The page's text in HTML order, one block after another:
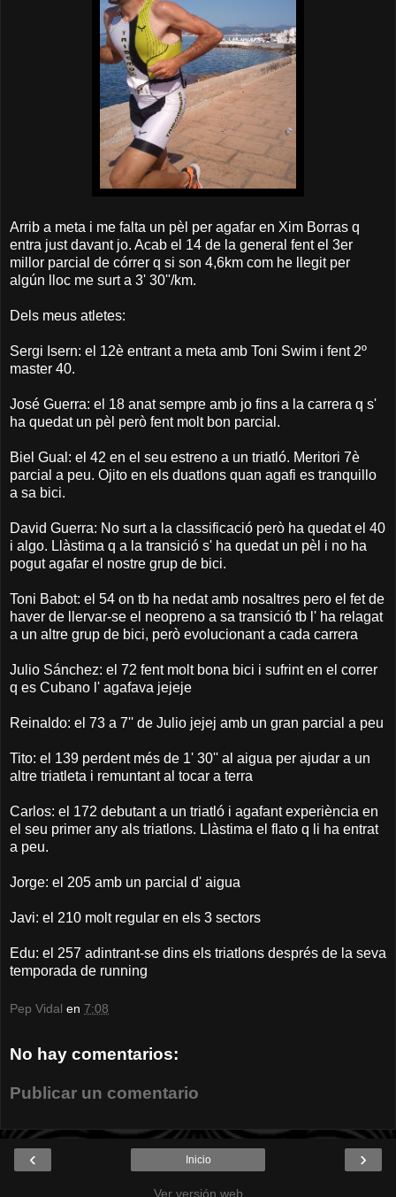
Arrib a meta i me falta un pèl per agafar en Xim Borras q
entra just davant jo. Acab el 14 de la general fent el 3er
millor parcial de córrer q si son 4,6km com he llegit per
algún lloc me surt a 3' 30''/km.
Dels meus atletes:
Sergi Isern: el 12è entrant a meta amb Toni Swim i fent 2º
master 40.
José Guerra: el 18 anat sempre amb jo fins a la carrera q s'
ha quedat un pèl però fent molt bon parcial.
Biel Gual: el 42 en el seu estreno a un triatló. Meritori 7è
parcial a peu. Ojito en els duatlons quan agafi es tranquillo
a sa bici.
David Guerra: No surt a la classificació però ha quedat el 40
i algo. Llàstima q a la transició s' ha quedat un pèl i no ha
pogut agafar el nostre grup de bici.
Toni Babot: el 54 on tb ha nedat amb nosaltres pero el fet de
haver de llervar-se el neopreno a sa transició tb l' ha relagat
a un altre grup de bici, però evolucionant a cada carrera
Julio Sánchez: el 72 fent molt bona bici i sufrint en el correr
q es Cubano l' agafava jejeje
Reinaldo: el 73 a 7'' de Julio jejej amb un gran parcial a peu
Tito: el 139 perdent més de 1' 30'' al aigua per ajudar a un
altre triatleta i remuntant al tocar a terra
Carlos: el 172 debutant a un triatló i agafant experiència en
el seu primer any als triatlons. Llàstima el flato q li ha entrat
a peu.
Jorge: el 205 amb un parcial d' aigua
Javi: el 210 molt regular en els 3 sectors
Edu: el 257 adintrant-se dins els triatlons després de la seva
temporada de running
Pep Vidal en 7:08
No hay comentarios:
Publicar un comentario
‹ ›
Inicio
Ver versión web